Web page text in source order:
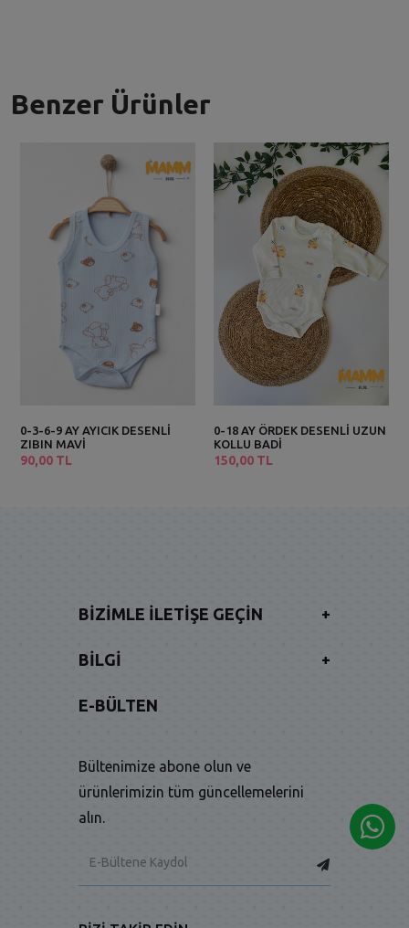
Benzer Ürünler
0-3-6-9 AY AYICIK DESENLİ
ZIBIN MAVİ
90,00 TL
0-18 AY ÖRDEK DESENLİ UZUN
KOLLU BADİ
150,00 TL
BIZIMLE İLETIŞE GEÇIN +
BILGI +
E-BÜLTEN
Bültenimize abone olun ve
ürünlerimizin tüm güncellemelerini
alın.